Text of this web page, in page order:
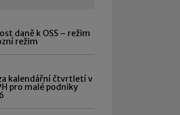
daně k OSS – režim
režim
kalendářní čtvrtletí v
pro malé podniky